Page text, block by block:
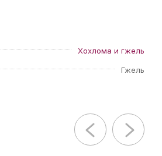
Хохлома и гжель
Гжель